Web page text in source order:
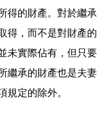
得的財產。對於繼承
得，而不是對財產的
未實際佔有，但只要
繼承的財產也是夫妻
規定的除外。